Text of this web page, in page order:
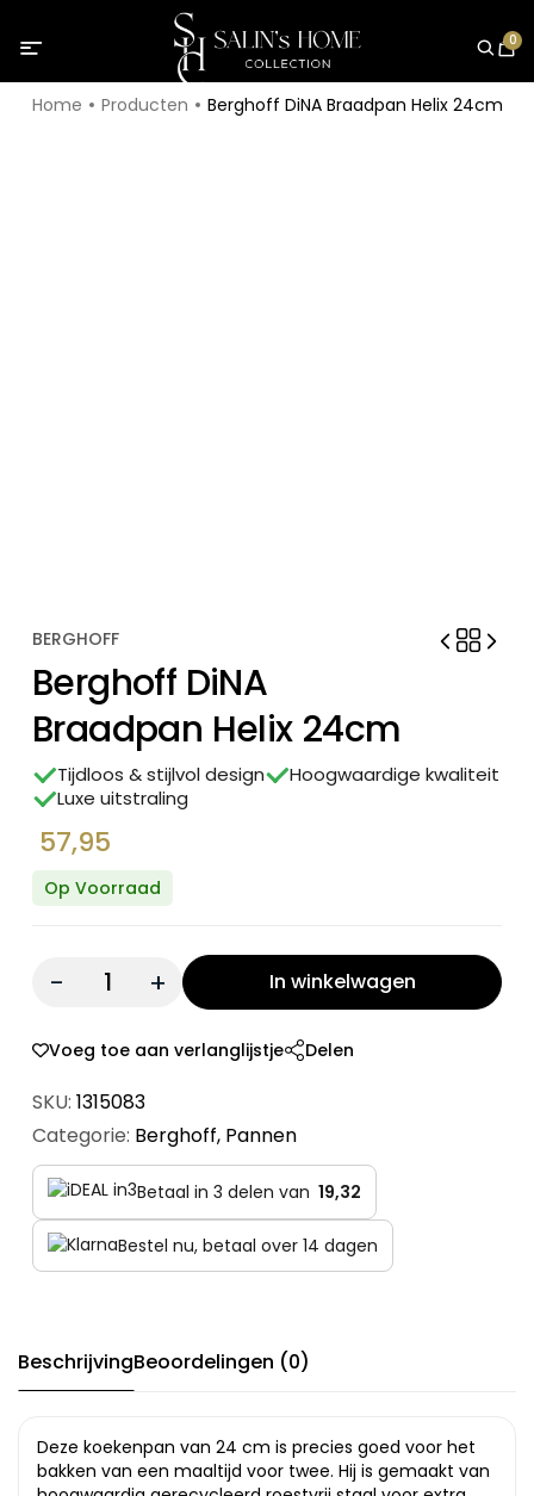
0
Home Producten Berghoff DiNA Braadpan Helix 24cm
BERGHOFF
Berghoff DiNA
Braadpan Helix 24cm
Tijdloos & stijlvol design
Hoogwaardige kwaliteit
Luxe uitstraling
57,95
Op Voorraad
Quantity: In winkelwagen
Voeg toe aan verlanglijstje Delen
SKU: 1315083
Categorie: Berghoff, Pannen
Betaal in 3 delen van 19,32
Bestel nu, betaal over 14 dagen
BeschrijvingBeoordelingen (0)
Deze koekenpan van 24 cm is precies goed voor het
bakken van een maaltijd voor twee. Hij is gemaakt van